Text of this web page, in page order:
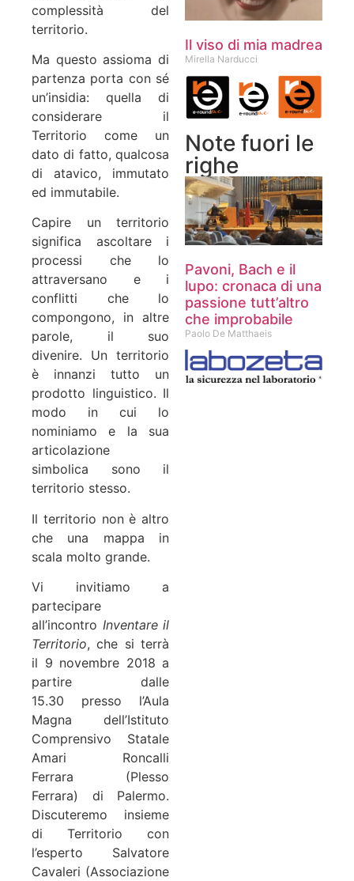
complessità del
territorio.
Ma questo assioma di
partenza porta con sé
un’insidia: quella di
considerare il
Territorio come un
dato di fatto, qualcosa
di atavico, immutato
ed immutabile.
Capire un territorio
significa ascoltare i
processi che lo
attraversano e i
conflitti che lo
compongono, in altre
parole, il suo
divenire. Un territorio
è innanzi tutto un
prodotto linguistico. Il
modo in cui lo
nominiamo e la sua
articolazione
simbolica sono il
territorio stesso.
Il territorio non è altro
che una mappa in
scala molto grande.
Vi invitiamo a
partecipare
all’incontro Inventare il
Territorio, che si terrà
il 9 novembre 2018 a
partire dalle
15.30 presso l’Aula
Magna dell’Istituto
Comprensivo Statale
Amari Roncalli
Ferrara (Plesso
Ferrara) di Palermo.
Discuteremo insieme
di Territorio con
l’esperto Salvatore
Cavaleri (Associazione
Il viso di mia madrea
Mirella Narducci
Note fuori le
righe
Pavoni, Bach e il
lupo: cronaca di una
passione tutt’altro
che improbabile
Paolo De Matthaeis